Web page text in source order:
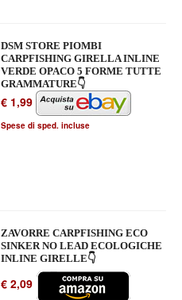
DSM STORE PIOMBI
CARPFISHING GIRELLA INLINE
VERDE OPACO 5 FORME TUTTE
GRAMMATURE👇
€ 1,99
Spese di sped. incluse
ZAVORRE CARPFISHING ECO
SINKER NO LEAD ECOLOGICHE
INLINE GIRELLE👇
€ 2,09